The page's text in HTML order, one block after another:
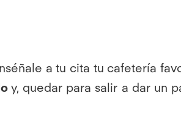
a tu cita tu cafetería
y, quedar para salir a dar un